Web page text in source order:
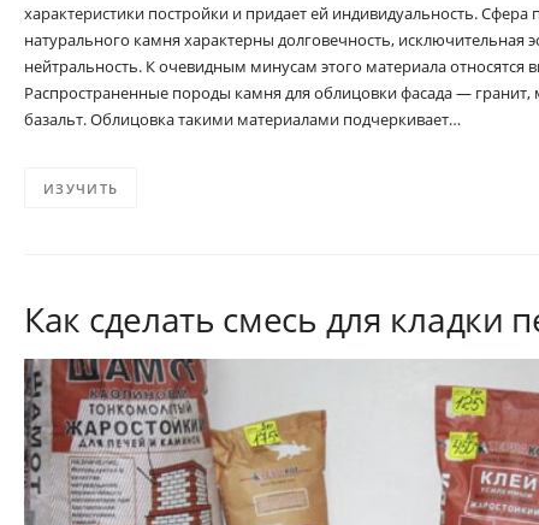
характеристики постройки и придает ей индивидуальность.
натурального камня характерны долговечность, исключительная
нейтральность. К очевидным минусам этого материала относятся
Распространенные породы камня для облицовки фасада — гранит,
базальт. Облицовка такими материалами подчеркивает…
ИЗУЧИТЬ
Как сделать смесь для кладки